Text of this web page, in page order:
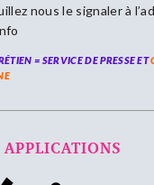
nous le signaler à
= SERVICE DE PRESSE ET